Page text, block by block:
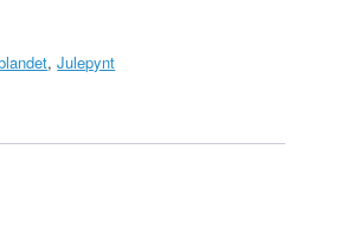
,Julepynt